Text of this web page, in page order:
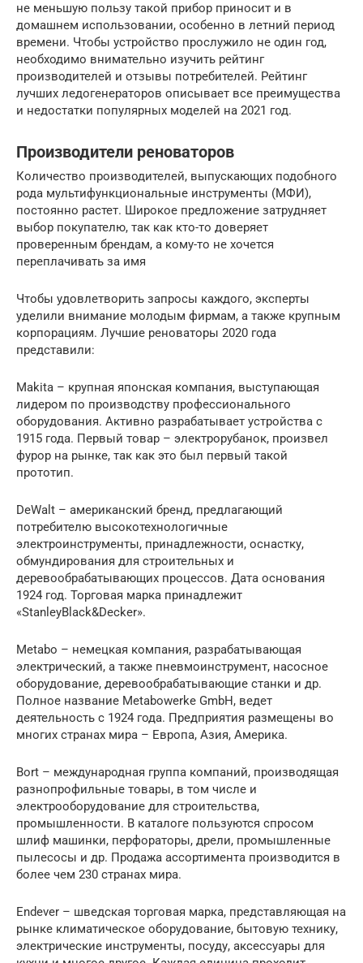
не меньшую пользу такой прибор приносит и в
домашнем использовании, особенно в летний период
времени. Чтобы устройство прослужило не один год,
необходимо внимательно изучить рейтинг
производителей и отзывы потребителей. Рейтинг
лучших ледогенераторов описывает все преимущества
и недостатки популярных моделей на 2021 год.
Производители реноваторов
Количество производителей, выпускающих подобного
рода мультифункциональные инструменты (МФИ),
постоянно растет. Широкое предложение затрудняет
выбор покупателю, так как кто-то доверяет
проверенным брендам, а кому-то не хочется
переплачивать за имя
Чтобы удовлетворить запросы каждого, эксперты
уделили внимание молодым фирмам, а также крупным
корпорациям. Лучшие реноваторы 2020 года
представили:
Makita – крупная японская компания, выступающая
лидером по производству профессионального
оборудования. Активно разрабатывает устройства с
1915 года. Первый товар – электрорубанок, произвел
фурор на рынке, так как это был первый такой
прототип.
DeWalt – американский бренд, предлагающий
потребителю высокотехнологичные
электроинструменты, принадлежности, оснастку,
обмундирования для строительных и
деревообрабатывающих процессов. Дата основания
1924 год. Торговая марка принадлежит
«StanleyBlack&Decker».
Metabo – немецкая компания, разрабатывающая
электрический, а также пневмоинструмент, насосное
оборудование, деревообрабатывающие станки и др.
Полное название Metabowerke GmbH, ведет
деятельность с 1924 года. Предприятия размещены во
многих странах мира – Европа, Азия, Америка.
Bort – международная группа компаний, производящая
разнопрофильные товары, в том числе и
электрооборудование для строительства,
промышленности. В каталоге пользуются спросом
шлиф машинки, перфораторы, дрели, промышленные
пылесосы и др. Продажа ассортимента производится в
более чем 230 странах мира.
Endever – шведская торговая марка, представляющая на
рынке климатическое оборудование, бытовую технику,
электрические инструменты, посуду, аксессуары для